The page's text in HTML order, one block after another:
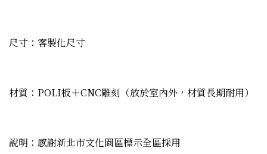
尺寸：客製化尺寸
材質：POLI板＋CNC雕刻（放於室內外，材質長期耐用）
說明：感謝新北市文化園區標示全區採用